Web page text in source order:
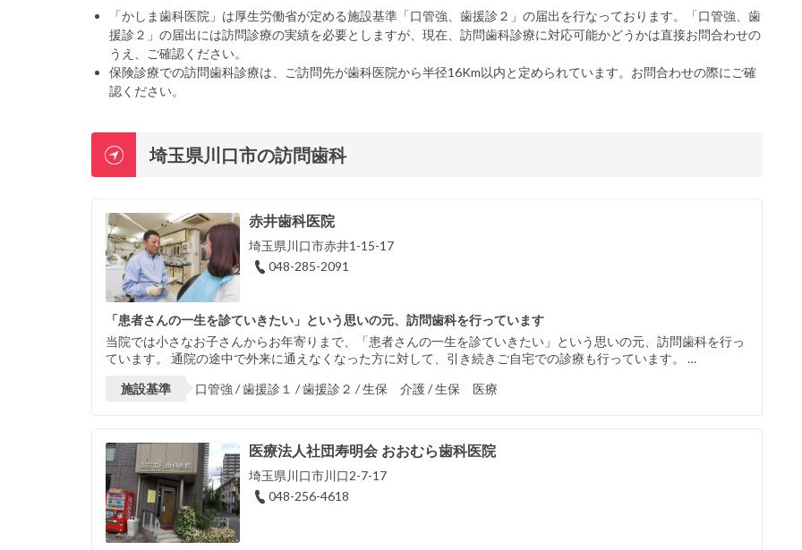
「かしま歯科医院」は厚生労働省が定める施設基準「口管強、歯援診２」の届出を行なっております。「口管強、歯
援診２」の届出には訪問診療の実績を必要としますが、現在、訪問歯科診療に対応可能かどうかは直接お問合わせの
うえ、ご確認ください。
保険診療での訪問歯科診療は、ご訪問先が歯科医院から半径16Km以内と定められています。お問合わせの際にご確
認ください。
埼玉県川口市の訪問歯科
赤井歯科医院
埼玉県川口市赤井1-15-17
048-285-2091
「患者さんの一生を診ていきたい」という思いの元、訪問歯科を行っています
当院では小さなお子さんからお年寄りまで、「患者さんの一生を診ていきたい」という思いの元、訪問歯科を行っ
ています。 通院の途中で外来に通えなくなった方に対して、引き続きご自宅での診療も行っています。 …
施設基準
口管強 / 歯援診１ / 歯援診２ / 生保 介護 / 生保 医療
医療法人社団寿明会 おおむら歯科医院
埼玉県川口市川口2-7-17
048-256-4618